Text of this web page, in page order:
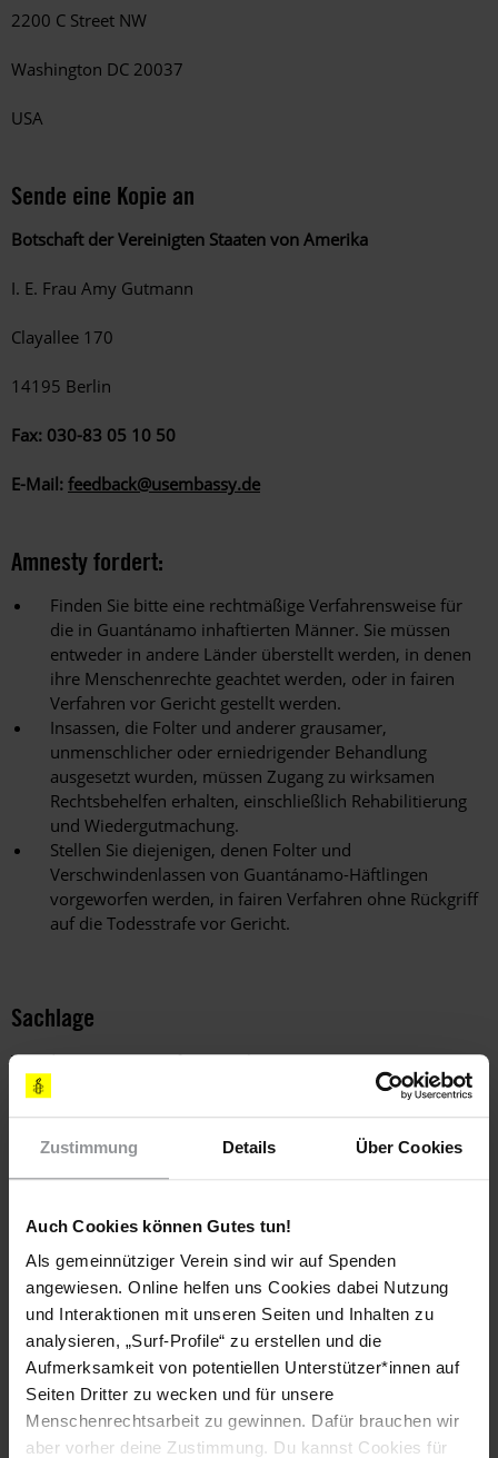
Zustimmung Details Über Cookies
Auch Cookies können Gutes tun!
Als gemeinnütziger Verein sind wir auf Spenden
angewiesen. Online helfen uns Cookies dabei Nutzung
und Interaktionen mit unseren Seiten und Inhalten zu
analysieren, „Surf-Profile“ zu erstellen und die
Aufmerksamkeit von potentiellen Unterstützer*innen auf
Seiten Dritter zu wecken und für unsere
Menschenrechtsarbeit zu gewinnen. Dafür brauchen wir
aber vorher deine Zustimmung. Du kannst Cookies für
2200 C Street NW
Washington DC 20037
USA
Sende eine Kopie an
Botschaft der Vereinigten Staaten von Amerika
I. E. Frau Amy Gutmann
Clayallee 170
14195 Berlin
Fax: 030-83 05 10 50
E-Mail: feedback@usembassy.de
Amnesty fordert:
Finden Sie bitte eine rechtmäßige Verfahrensweise für
die in Guantánamo inhaftierten Männer. Sie müssen
entweder in andere Länder überstellt werden, in denen
ihre Menschenrechte geachtet werden, oder in fairen
Verfahren vor Gericht gestellt werden.
Insassen, die Folter und anderer grausamer,
unmenschlicher oder erniedrigender Behandlung
ausgesetzt wurden, müssen Zugang zu wirksamen
Rechtsbehelfen erhalten, einschließlich Rehabilitierung
und Wiedergutmachung.
Stellen Sie diejenigen, denen Folter und
Verschwindenlassen von Guantánamo-Häftlingen
vorgeworfen werden, in fairen Verfahren ohne Rückgriff
auf die Todesstrafe vor Gericht.
Sachlage
Von den 36 im US-Gefangenenlager Guantánamo Bay
inhaftierten Männern wurden 19 bereits vor einiger Zeit zur
Die Männer sollten zügig freigelassen und in Länder überstellt
werden, in denen ihre Menschenrechte geachtet werden.
festgehalten und wurde von den US-Behörden gefoltert und
anderweitig misshandelt. Obwohl er bereits 2010 zur
Haftentlassung freigegeben wurde, ist er nach wie vor in
Guantánamo inhaftiert. Es wurden bisher keine Gründe dafür
vorgelegt, warum er noch nicht in ein anderes Land verbracht
wurde, um seine Familie wiederzusehen. Seine anhaltende
Inhaftierung ist willkürlich, gewissenlos und ein Verstoß gegen
seine Menschenrechte.
In Guantánamo befinden sich derzeit 19 Insassen, die zur